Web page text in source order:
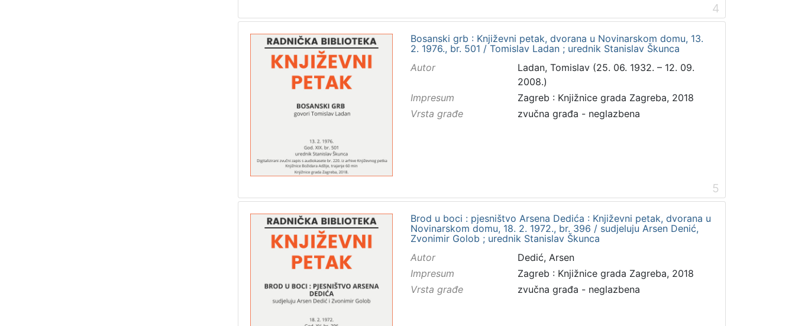
4
Bosanski grb : Književni petak, dvorana u Novinarskom domu, 13.
2. 1976., br. 501 / Tomislav Ladan ; urednik Stanislav Škunca
Autor
Ladan, Tomislav (25. 06. 1932. – 12. 09.
2008.)
Impresum
Zagreb : Knjižnice grada Zagreba, 2018
Vrsta građe
zvučna građa - neglazbena
5
Brod u boci : pjesništvo Arsena Dedića : Književni petak, dvorana u
Novinarskom domu, 18. 2. 1972., br. 396 / sudjeluju Arsen Denić,
Zvonimir Golob ; urednik Stanislav Škunca
Autor
Dedić, Arsen
Impresum
Zagreb : Knjižnice grada Zagreba, 2018
Vrsta građe
zvučna građa - neglazbena